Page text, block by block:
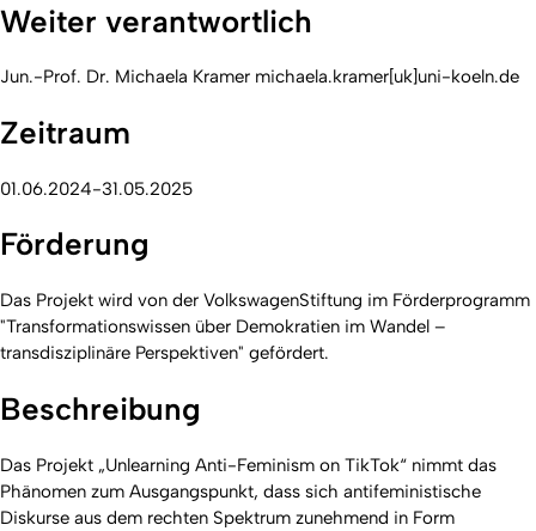
Weiter verantwortlich
Jun.-Prof. Dr. Michaela Kramer michaela.kramer[uk]uni-koeln.de
Zeitraum
01.06.2024-31.05.2025
Förderung
Das Projekt wird von der VolkswagenStiftung im Förderprogramm
"Transformationswissen über Demokratien im Wandel –
transdisziplinäre Perspektiven" gefördert.
Beschreibung
Das Projekt „Unlearning Anti-Feminism on TikTok“ nimmt das
Phänomen zum Ausgangspunkt, dass sich antifeministische
Diskurse aus dem rechten Spektrum zunehmend in Form